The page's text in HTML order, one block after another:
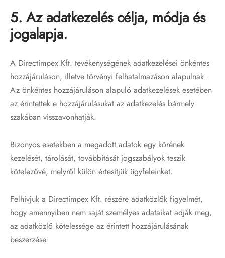
5. Az adatkezelés célja, módja és
jogalapja.
A Directimpex Kft. tevékenységének adatkezelései önkéntes
hozzájáruláson, illetve törvényi felhatalmazáson alapulnak.
Az önkéntes hozzájáruláson alapuló adatkezelések esetében
az érintettek e hozzájárulásukat az adatkezelés bármely
szakában visszavonhatják.
Bizonyos esetekben a megadott adatok egy körének
kezelését, tárolását, továbbítását jogszabályok teszik
kötelezővé, melyről külön értesítjük ügyfeleinket.
Felhívjuk a Directimpex Kft. részére adatközlők figyelmét,
hogy amennyiben nem saját személyes adataikat adják meg,
az adatközlő kötelessége az érintett hozzájárulásának
beszerzése.